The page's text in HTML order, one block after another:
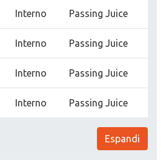
Interno Passing Juice
Interno Passing Juice
Interno Passing Juice
Interno Passing Juice
Espandi